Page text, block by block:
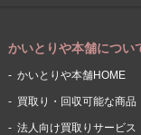
かいとりや本舗につい
かいとりや本舗HOME
買取り・回収可能な商品
法人向け買取りサービス